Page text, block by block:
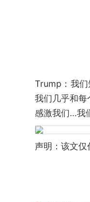
Trump：我们
我们几乎和
感激我们…我
声明：该文仅